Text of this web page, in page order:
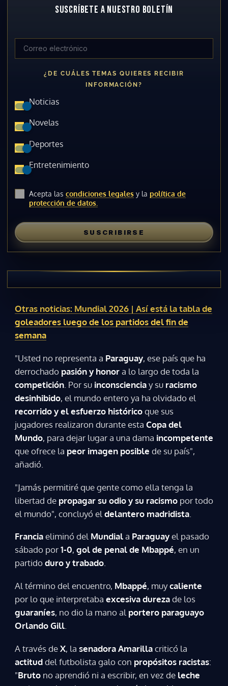
SUSCRÍBETE A NUESTRO BOLETÍN
¿DE CUÁLES TEMAS QUIERES RECIBIR
INFORMACIÓN?
Noticias
Novelas
Deportes
Entretenimiento
Acepta las condiciones legales y la política de
protección de datos.
SUSCRIBIRSE
Otras noticias: Mundial 2026 | Así está la tabla de
goleadores luego de los partidos del fin de
semana
"Usted no representa a Paraguay, ese país que ha
derrochado pasión y honora lo largo de toda la
competición . Por su inconscienciay su racismo
desinhibido, el mundo entero ya ha olvidado el
recorrido y el esfuerzo históricoque sus
jugadores realizaron durante esta Copa del
Mundo, para dejar lugar a una dama incompetente
que ofrece la peor imagen posible de su país",
añadió.
"Jamás permitiré que gente como ella tenga la
libertad de propagar su odio y su racismo por todo
el mundo", concluyó el delantero madridista
Franciaeliminó del Mundiala Paraguayel pasado
sábado por1-0, gol de penal de Mbappé, en un
partidoduro y trabado.
Al término del encuentro, Mbappé, muycaliente
por lo que interpretaba excesiva durezade los
guaraníes, no dio la mano al portero paraguayo
Orlando Gill
A través deX, la senadora Amarillacriticó la
actituddel futbolista galo con propósitos racistas:
"Bruto no aprendió ni a escribir, en vez de leche